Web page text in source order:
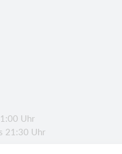
Uhr
21:30 Uhr